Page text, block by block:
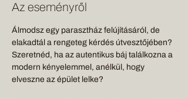
Az eseményről
Álmodsz egy parasztház felújításáról, de
elakadtál a rengeteg kérdés útvesztőjében?
Szeretnéd, ha az autentikus báj találkozna a
modern kényelemmel, anélkül, hogy
elveszne az épület lelke?